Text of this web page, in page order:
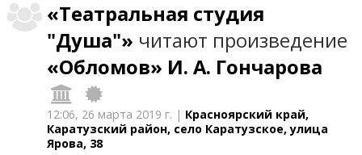
«Театральная студия
"Душа"» читают произведение
«Обломов» И. А. Гончарова
12:06, 26 марта 2019 г. | Красноярский край,
Каратузский район, село Каратузское, улица
Ярова, 38